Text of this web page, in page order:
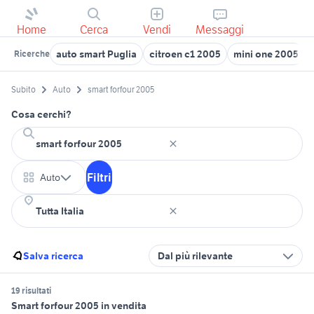
Home Cerca Vendi Messaggi
Ricerche auto smart Puglia citroen c1 2005 mini one 2005
Subito Auto smart forfour 2005
Cosa cerchi?
Auto Filtri
Salva ricerca Dal più rilevante
19 risultati
Smart forfour 2005 in vendita